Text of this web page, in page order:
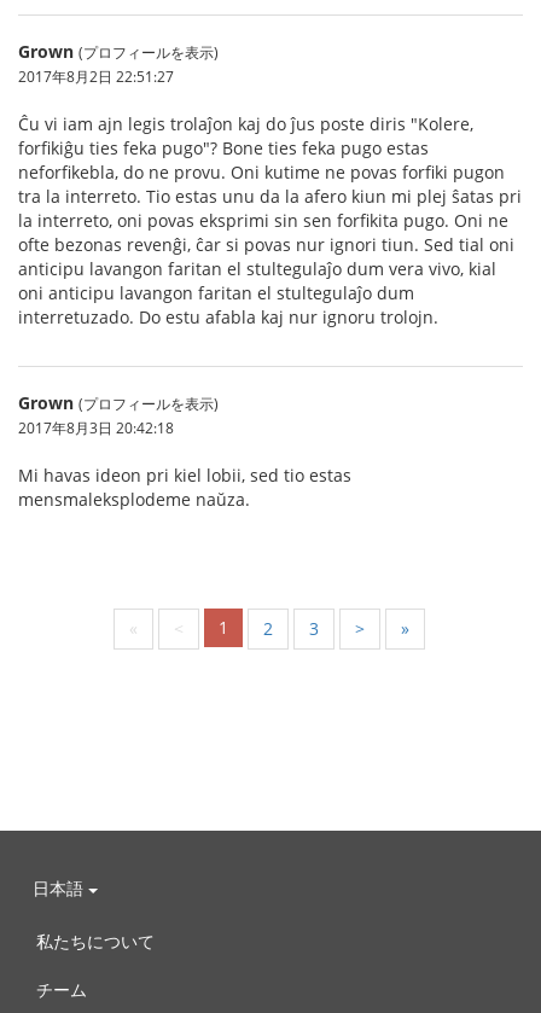
Grown (プロフィールを表示)
2017年8月2日 22:51:27
Ĉu vi iam ajn legis trolaĵon kaj do ĵus poste diris "Kolere,
forfikiĝu ties feka pugo"? Bone ties feka pugo estas
neforfikebla, do ne provu. Oni kutime ne povas forfiki pugon
tra la interreto. Tio estas unu da la afero kiun mi plej ŝatas pri
la interreto, oni povas eksprimi sin sen forfikita pugo. Oni ne
ofte bezonas revenĝi, ĉar si povas nur ignori tiun. Sed tial oni
anticipu lavangon faritan el stultegulaĵo dum vera vivo, kial
oni anticipu lavangon faritan el stultegulaĵo dum
interretuzado. Do estu afabla kaj nur ignoru trolojn.
Grown (プロフィールを表示)
2017年8月3日 20:42:18
Mi havas ideon pri kiel lobii, sed tio estas
mensmaleksplodeme naŭza.
« < 1 2 3 > »
日本語
私たちについて
チーム